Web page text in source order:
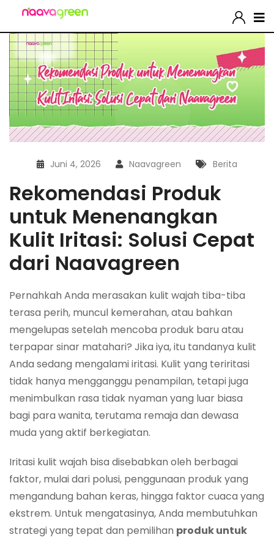
Juni 4, 2026 Naavagreen Berita
Rekomendasi Produk
untuk Menenangkan
Kulit Iritasi: Solusi Cepat
dari Naavagreen
Pernahkah Anda merasakan kulit wajah tiba-tiba
terasa perih, muncul kemerahan, atau bahkan
mengelupas setelah mencoba produk baru atau
terpapar sinar matahari? Jika iya, itu tandanya kulit
Anda sedang mengalami iritasi. Kulit yang teriritasi
tidak hanya mengganggu penampilan, tetapi juga
menimbulkan rasa tidak nyaman yang luar biasa
bagi para wanita, terutama remaja dan dewasa
muda yang aktif berkegiatan.
Iritasi kulit wajah bisa disebabkan oleh berbagai
faktor, mulai dari polusi, penggunaan produk yang
mengandung bahan keras, hingga faktor cuaca yang
ekstrem. Untuk mengatasinya, Anda membutuhkan
strategi yang tepat dan pemilihan produk untuk